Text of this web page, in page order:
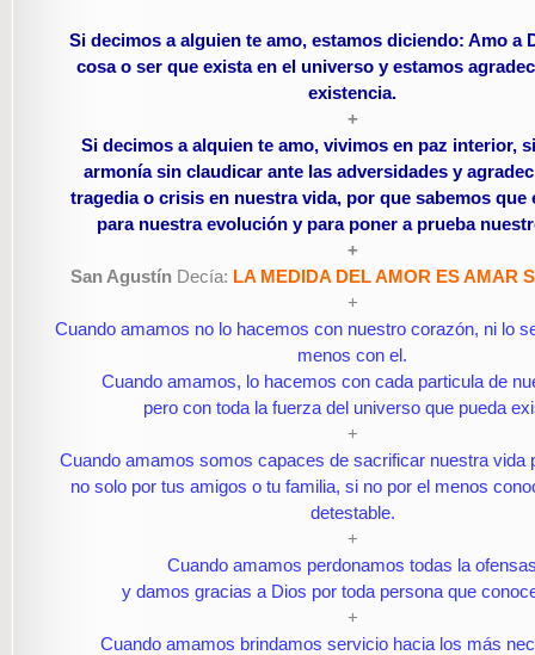
Si decimos a alguien te amo, estamos diciendo: Amo a
cosa o ser que exista en el universo y estamos
existencia.
+
Si decimos a alquien te amo, vivimos en paz interior,
armonía sin claudicar ante las adversidades y
tragedia o crisis en nuestra vida, por que sabemos que
para nuestra evolución y para poner a prueba
+
San Agustín Decía: LA MEDIDA DEL AMOR ES AMAR
+
Cuando amamos no lo hacemos con nuestro corazón, ni lo
menos con el.
Cuando amamos, lo hacemos con cada particula de
pero con toda la fuerza del universo que pueda
+
Cuando amamos somos capaces de sacrificar nuestra vida
no solo por tus amigos o tu familia, si no por el menos
detestable.
+
Cuando amamos perdonamos todas la
y damos gracias a Dios por toda persona que
+
Cuando amamos brindamos servicio hacia los más